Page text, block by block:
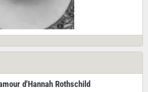
d'Hannah Rothschild